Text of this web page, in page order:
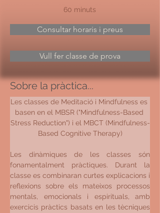
60 minuts
Consultar horaris i preus
Vull fer classe de prova
Sobre la pràctica...
​Les classes de Meditació i Mindfulness es
basen en el MBSR ("Mindfulness-Based
Stress Reduction") i el MBCT (Mindfulness-
Based Cognitive Therapy)
Les dinàmiques de les classes són
fonamentalment pràctiques. Durant la
classe es combinaran curtes explicacions i
reflexions sobre els mateixos processos
mentals, emocionals i espirituals, amb
exercicis pràctics basats en les tècniques